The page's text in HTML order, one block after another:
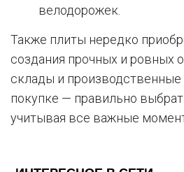
велодорожек.
Также плиты нередко
создания прочных и ровных
склады и производственные
покупке — правильно
учитывая все важные